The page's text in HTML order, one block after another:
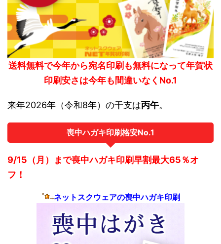
送料無料で今年から宛名印刷も無料になって年賀状
印刷安さは今年も間違いなくNo.1
来年2026年（令和8年）の干支は丙午。
喪中ハガキ印刷格安No.1
9/15（月）まで喪中ハガキ印刷早割最大65％オ
フ！
ネットスクウェアの喪中ハガキ印刷